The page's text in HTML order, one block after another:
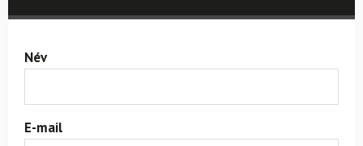
Név
E-mail